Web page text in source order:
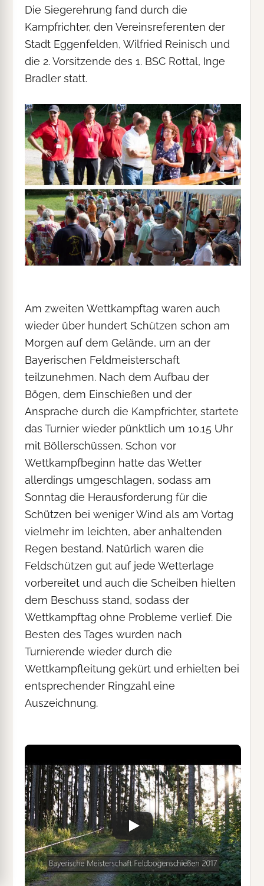
Die Siegerehrung fand durch die
Kampfrichter, den Vereinsreferenten der
Stadt Eggenfelden, Wilfried Reinisch und
die 2. Vorsitzende des 1. BSC Rottal, Inge
Bradler statt.
Am zweiten Wettkampftag waren auch
wieder über hundert Schützen schon am
Morgen auf dem Gelände, um an der
Bayerischen Feldmeisterschaft
teilzunehmen. Nach dem Aufbau der
Bögen, dem Einschießen und der
Ansprache durch die Kampfrichter, startete
das Turnier wieder pünktlich um 10.15 Uhr
mit Böllerschüssen. Schon vor
Wettkampfbeginn hatte das Wetter
allerdings umgeschlagen, sodass am
Sonntag die Herausforderung für die
Schützen bei weniger Wind als am Vortag
vielmehr im leichten, aber anhaltenden
Regen bestand. Natürlich waren die
Feldschützen gut auf jede Wetterlage
vorbereitet und auch die Scheiben hielten
dem Beschuss stand, sodass der
Wettkampftag ohne Probleme verlief. Die
Besten des Tages wurden nach
Turnierende wieder durch die
Wettkampfleitung gekürt und erhielten bei
entsprechender Ringzahl eine
Auszeichnung.